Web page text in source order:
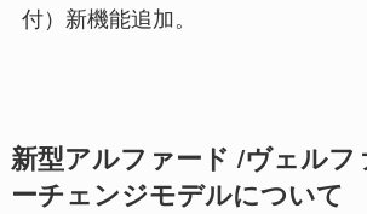
付）新機能追加。
新型アルファード /ヴェルフ
ーチェンジモデルについて